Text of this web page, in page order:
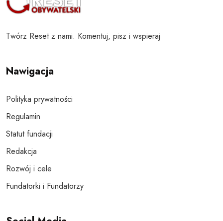
Twórz Reset z nami. Komentuj, pisz i wspieraj
Nawigacja
Polityka prywatności
Regulamin
Statut fundacji
Redakcja
Rozwój i cele
Fundatorki i Fundatorzy